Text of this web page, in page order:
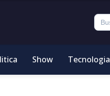
Show Tecnologia